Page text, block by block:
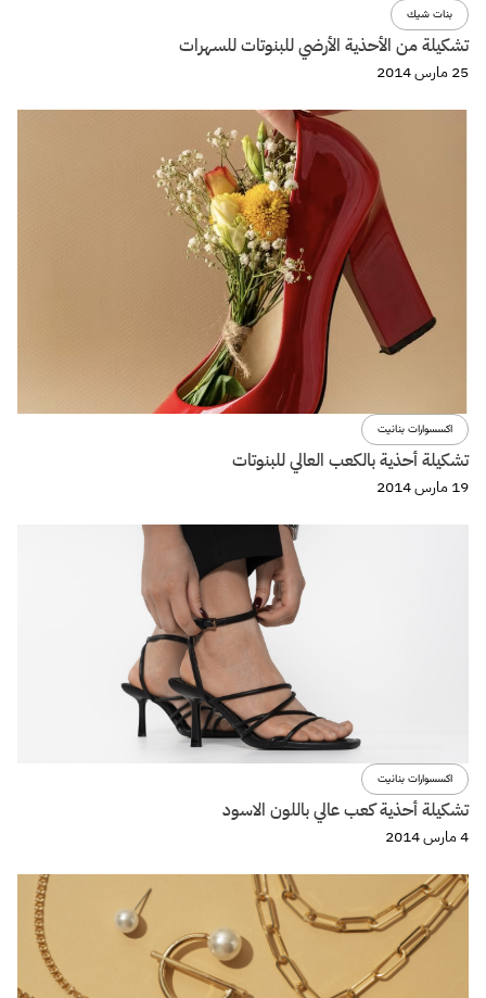
بنات شيك
تشكيلة من الأحذية الأرضي للبنوتات للسهرات
25 مارس 2014
اكسسوارات بنانيت
تشكيلة أحذية بالكعب العالي للبنوتات
19 مارس 2014
اكسسوارات بنانيت
تشكيلة أحذية كعب عالي باللون الاسود
4 مارس 2014